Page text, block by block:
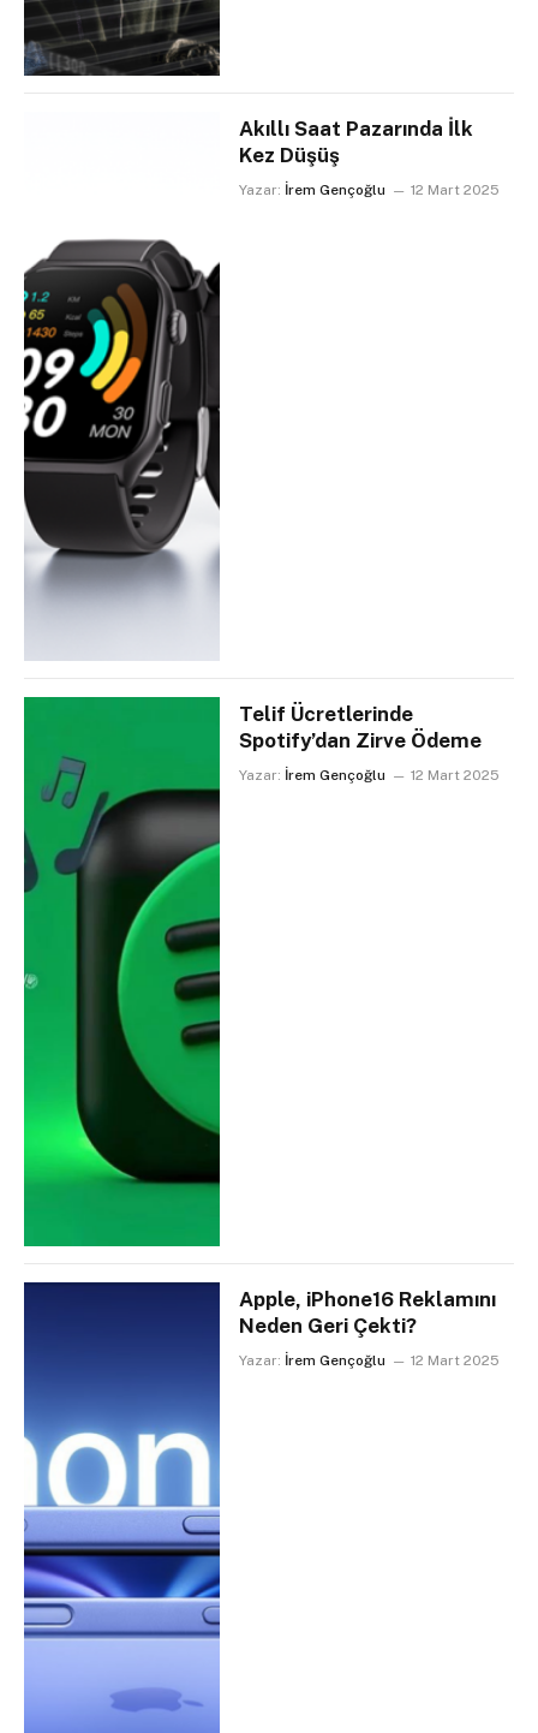
Akıllı Saat Pazarında İlk
Kez Düşüş
Yazar: İrem Gençoğlu 12 Mart 2025
Telif Ücretlerinde
Spotify’dan Zirve Ödeme
Yazar: İrem Gençoğlu 12 Mart 2025
Apple, iPhone16 Reklamını
Neden Geri Çekti?
Yazar: İrem Gençoğlu 12 Mart 2025